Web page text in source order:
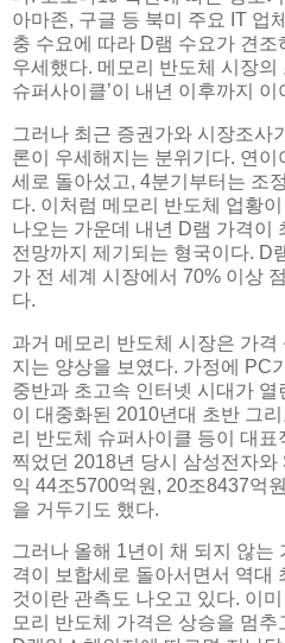
아마존, 구글 등 북미 주요 IT 업
충 수요에 따라 D램 수요가 견조
우세했다. 메모리 반도체 시장의
슈퍼사이클’이 내년 이후까지
그러나 최근 증권가와 시장조사
론이 우세해지는 분위기다. 연
세로 돌아섰고, 4분기부터는 조
다. 이처럼 메모리 반도체 업황
나오는 가운데 내년 D램 가격이
전망까지 제기되는 형국이다. D
가 전 세계 시장에서 70% 이상
다.
과거 메모리 반도체 시장은 가격
지는 양상을 보였다. 가정에 PC
중반과 초고속 인터넷 시대가
이 대중화된 2010년대 초반 그
리 반도체 슈퍼사이클 등이 대
찍었던 2018년 당시 삼성전자와
익 44조5700억원, 20조8437억
을 거두기도 했다.
그러나 올해 1년이 채 되지 않는
격이 보합세로 돌아서면서 역대
것이란 관측도 나오고 있다. 이
모리 반도체 가격은 상승을 멈